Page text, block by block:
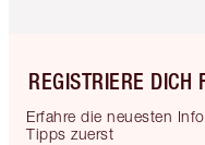
REGISTRIERE DICH
Erfahre die neuesten
Tipps zuerst